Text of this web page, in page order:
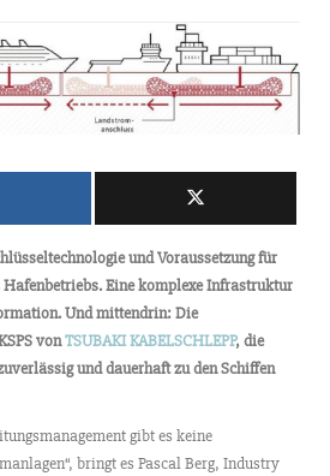
und Voraussetzung für
Eine komplexe Infrastruktur
Und mittendrin: Die
vonTSUBAKI KABELSCHLEPP, die
und dauerhaft zu den Schiffen
gibt es keine
bringt es Pascal Berg, Industry